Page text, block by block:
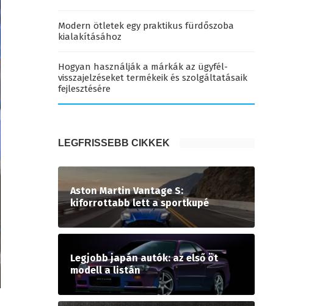
Modern ötletek egy praktikus fürdőszoba
kialakításához
Hogyan használják a márkák az ügyfél-
visszajelzéseket termékeik és szolgáltatásaik
fejlesztésére
LEGFRISSEBB CIKKEK
Aston Martin Vantage S:
kiforrottabb lett a sportkupé
Legjobb japán autók: az első öt
modell a listán